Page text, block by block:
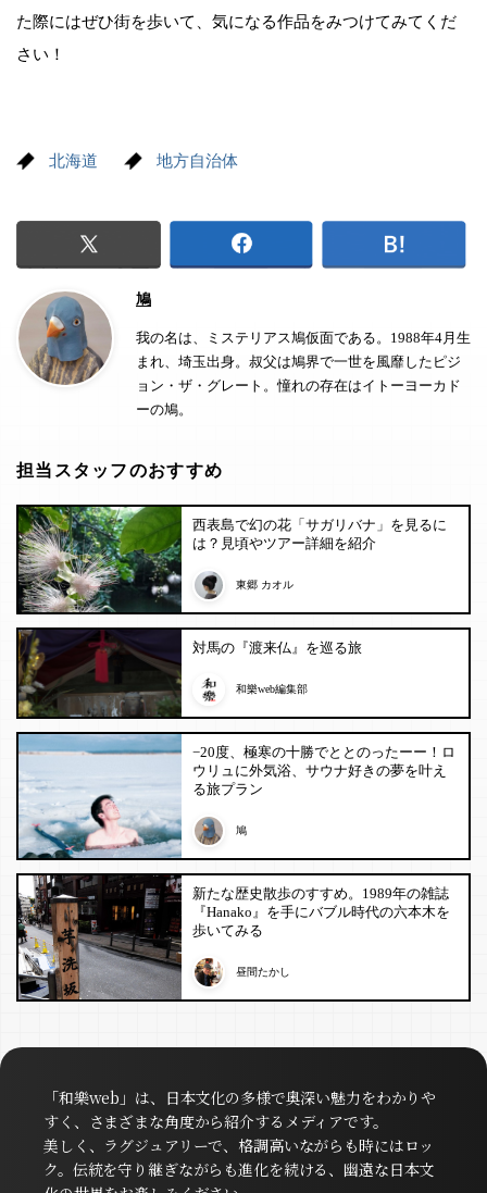
た際にはぜひ街を歩いて、気になる作品をみつけてみてくだ
さい！
北海道 地方自治体
鳩
我の名は、ミステリアス鳩仮面である。1988年4月生
まれ、埼玉出身。叔父は鳩界で一世を風靡したピジ
ョン・ザ・グレート。憧れの存在はイトーヨーカド
ーの鳩。
担当スタッフのおすすめ
西表島で幻の花「サガリバナ」を見るに
は？見頃やツアー詳細を紹介
東郷 カオル
対馬の『渡来仏』を巡る旅
和樂web編集部
−20度、極寒の十勝でととのったーー！ロ
ウリュに外気浴、サウナ好きの夢を叶え
る旅プラン
鳩
新たな歴史散歩のすすめ。1989年の雑誌
『Hanako』を手にバブル時代の六本木を
歩いてみる
昼間たかし
「和樂web」は、日本文化の多様で奥深い魅力をわかりや
すく、さまざまな角度から紹介するメディアです。
美しく、ラグジュアリーで、格調高いながらも時にはロッ
ク。伝統を守り継ぎながらも進化を続ける、幽遠な日本文